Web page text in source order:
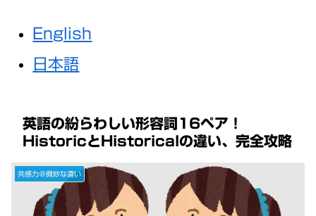
English
日本語
英語の紛らわしい形容詞16ペア！
HistoricとHistoricalの違い、完全攻略
共感力＠微妙な違い